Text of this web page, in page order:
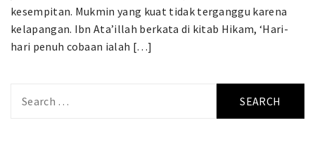
kesempitan. Mukmin yang kuat tidak terganggu karena
kelapangan. Ibn Ata’illah berkata di kitab Hikam, ‘Hari-
hari penuh cobaan ialah […]
for: